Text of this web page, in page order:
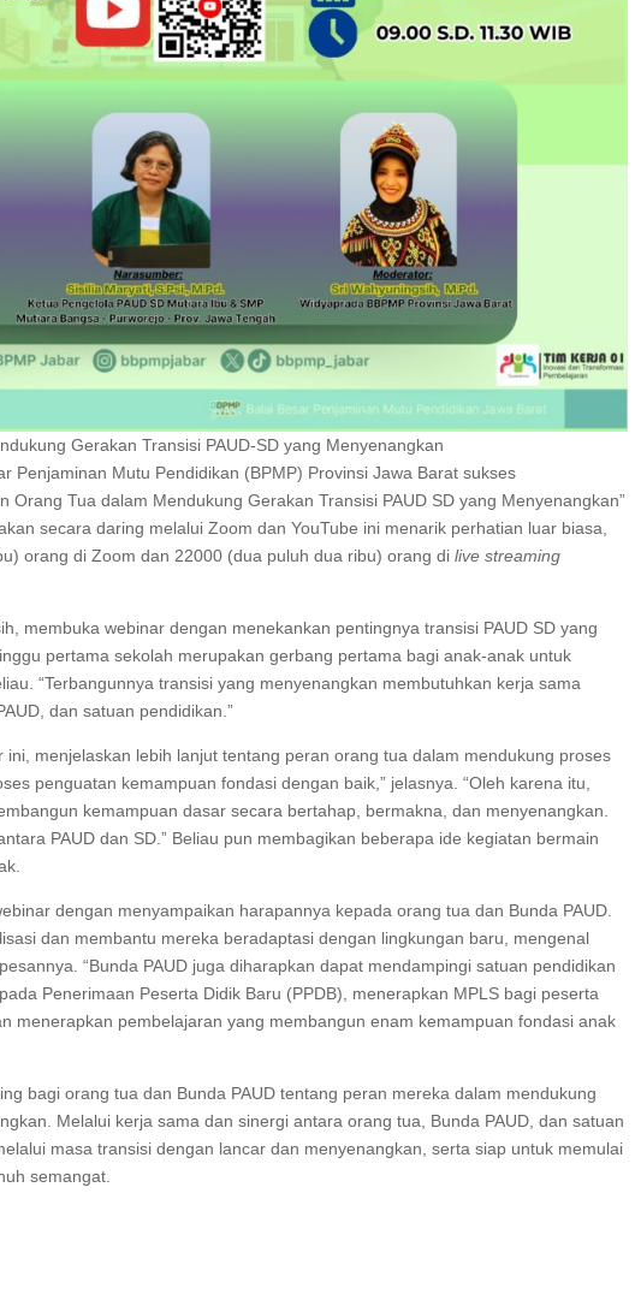
Gerakan Transisi PAUD-SD yang Menyenangkan
Penjaminan Mutu Pendidikan (BPMP) Provinsi Jawa Barat sukses
Orang Tua dalam Mendukung Gerakan Transisi PAUD SD yang Menyenangkan”
secara daring melalui Zoom dan YouTube ini menarik perhatian luar biasa,
orang di Zoom dan 22000 (dua puluh dua ribu) orang dilive streaming
membuka webinar dengan menekankan pentingnya transisi PAUD SD yang
pertama sekolah merupakan gerbang pertama bagi anak-anak untuk
“Terbangunnya transisi yang menyenangkan membutuhkan kerja sama
dan satuan pendidikan.”
menjelaskan lebih lanjut tentang peran orang tua dalam mendukung proses
penguatan kemampuan fondasi dengan baik,” jelasnya. “Oleh karena itu,
kemampuan dasar secara bertahap, bermakna, dan menyenangkan.
PAUD dan SD.” Beliau pun membagikan beberapa ide kegiatan bermain
dengan menyampaikan harapannya kepada orang tua dan Bunda PAUD.
dan membantu mereka beradaptasi dengan lingkungan baru, mengenal
“Bunda PAUD juga diharapkan dapat mendampingi satuan pendidikan
Penerimaan Peserta Didik Baru (PPDB), menerapkan MPLS bagi peserta
menerapkan pembelajaran yang membangun enam kemampuan fondasi anak
bagi orang tua dan Bunda PAUD tentang peran mereka dalam mendukung
Melalui kerja sama dan sinergi antara orang tua, Bunda PAUD, dan satuan
masa transisi dengan lancar dan menyenangkan, serta siap untuk memulai
semangat.